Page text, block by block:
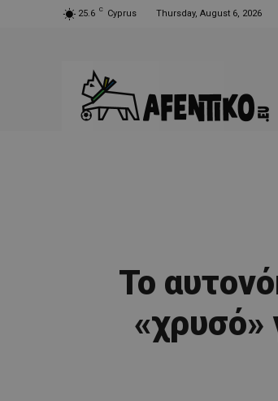
25.6 C Cyprus Thursday, August 6, 2026
Το
«χρυσό»